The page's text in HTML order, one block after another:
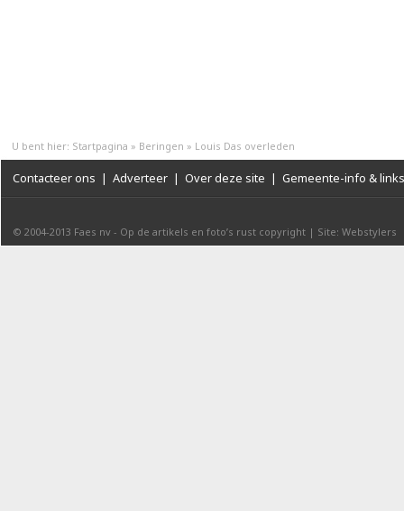
U bent hier: Startpagina » Beringen » Louis Das overleden
Contacteer ons | Adverteer | Over deze site | Gemeente-info & links
© 2004-2013 Faes nv - Op de artikels en foto’s rust copyright | Site: Webstylers